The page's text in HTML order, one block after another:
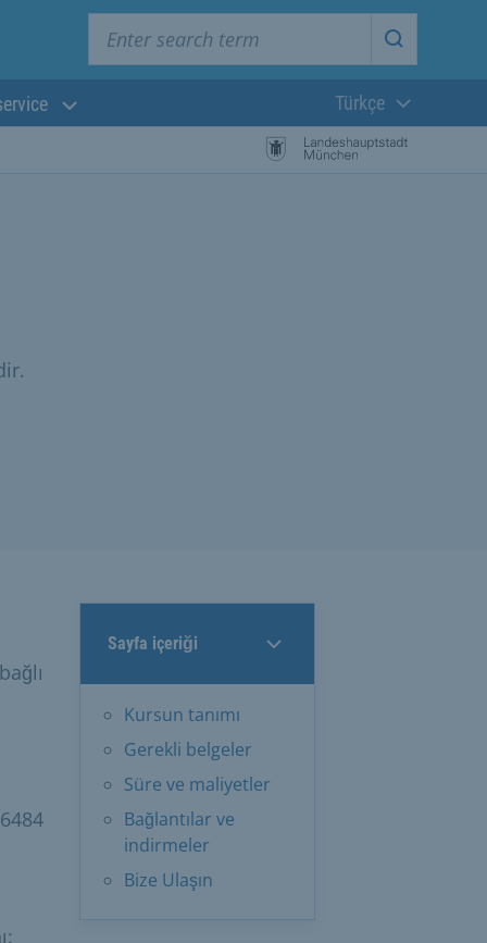
Start
Güncel dil:
Türkçe
Sayfa içeriği
Kursun tanımı
Gerekli belgeler
Süre ve maliyetler
Bağlantılar ve
indirmeler
Bize Ulaşın